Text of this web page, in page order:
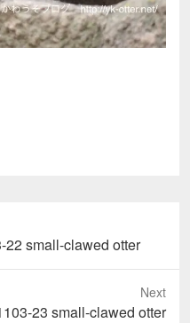
small-clawed otter
Next
23 small-clawed otter